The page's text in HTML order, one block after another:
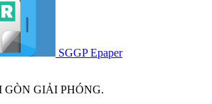
SGGP Epaper
GÒN GIẢI PHÓNG.